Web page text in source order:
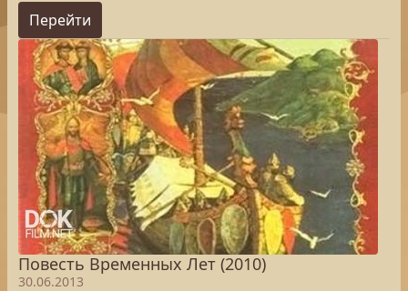
Перейти
Повесть Временных Лет (2010)
30.06.2013